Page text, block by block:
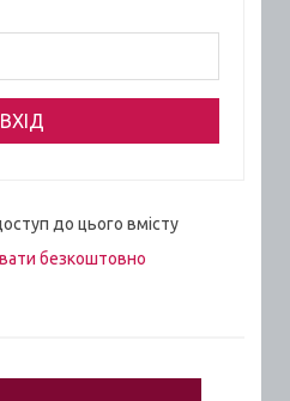
до цього вмісту
безкоштовно